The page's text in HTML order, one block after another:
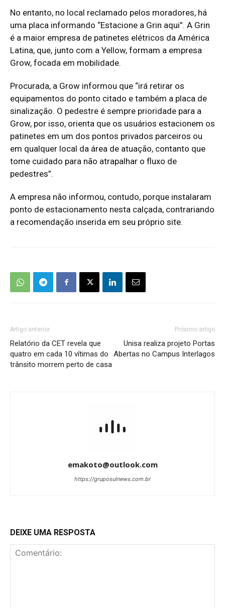
No entanto, no local reclamado pelos moradores, há
uma placa informando “Estacione a Grin aqui”. A Grin
é a maior empresa de patinetes elétricos da América
Latina, que, junto com a Yellow, formam a empresa
Grow, focada em mobilidade.
Procurada, a Grow informou que “irá retirar os
equipamentos do ponto citado e também a placa de
sinalização. O pedestre é sempre prioridade para a
Grow, por isso, orienta que os usuários estacionem os
patinetes em um dos pontos privados parceiros ou
em qualquer local da área de atuação, contanto que
tome cuidado para não atrapalhar o fluxo de
pedestres”.
A empresa não informou, contudo, porque instalaram
ponto de estacionamento nesta calçada, contrariando
a recomendação inserida em seu próprio site.
Artigo anterior
Relatório da CET revela que
quatro em cada 10 vítimas do
trânsito morrem perto de casa
Próximo artigo
Unisa realiza projeto Portas
Abertas no Campus Interlagos
emakoto@outlook.com
https://gruposulnews.com.br
DEIXE UMA RESPOSTA